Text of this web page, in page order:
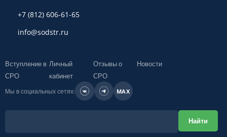
+7 (812) 606-61-65
info@sodstr.ru
Вступление в
СРО
Личный
кабинет
Отзывы о
СРО
Новости
Мы в социальных сетях: MAX